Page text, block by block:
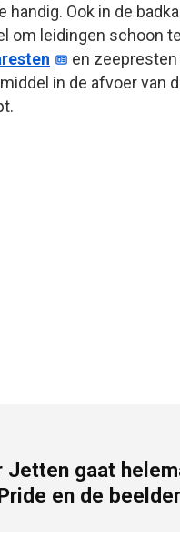
Ook in de
leidingen schoon
en
in de afvoer van
Jetten gaat
en de